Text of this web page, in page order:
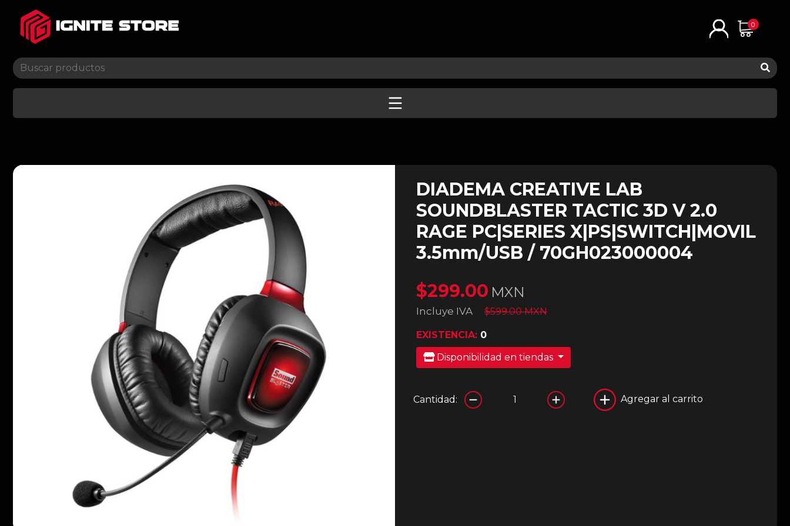
0
DIADEMA CREATIVE LAB
SOUNDBLASTER TACTIC 3D V 2.0
RAGE PC|SERIES X|PS|SWITCH|MOVIL
3.5mm/USB / 70GH023000004
$299.00 MXN
Incluye IVA $599.00 MXN
EXISTENCIA: 0
Disponibilidad en tiendas
Cantidad: Agregar al carrito